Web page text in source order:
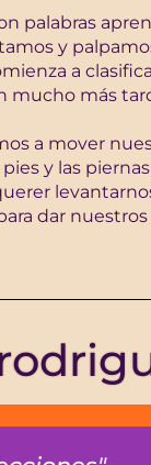
palabras
y
a
mucho más
a mover
pies y las
dar